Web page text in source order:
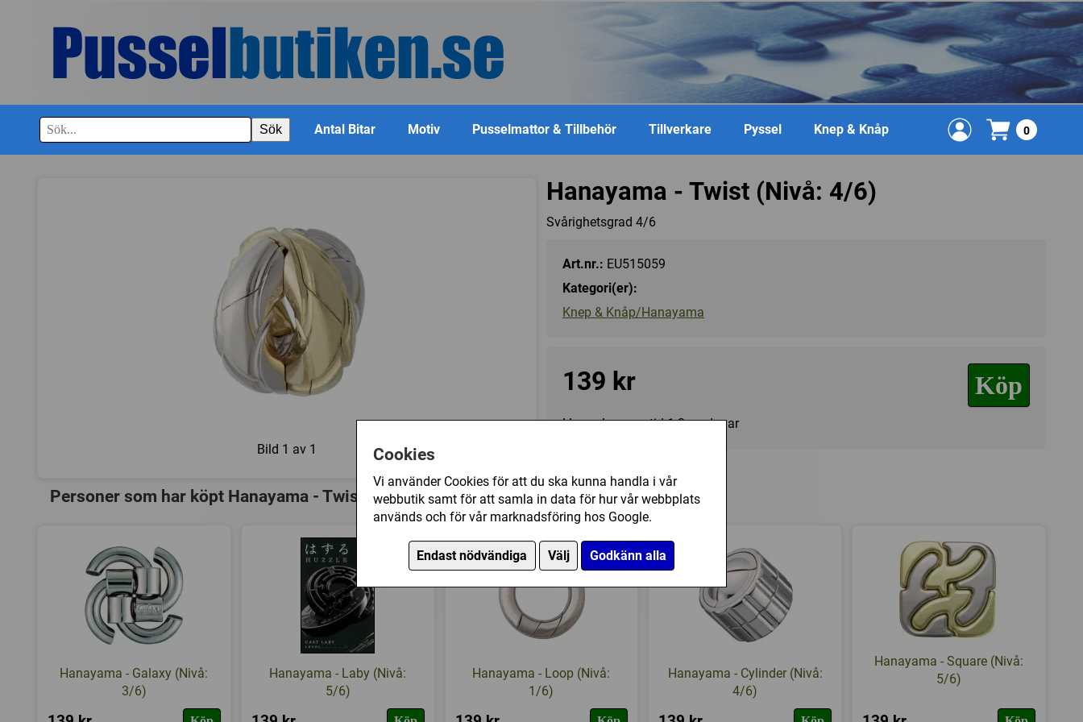
Cookies
Vi använder Cookies för att du ska kunna handla i vår
webbutik samt för att samla in data för hur vår webbplats
används och för vår marknadsföring hos Google.
Endast nödvändiga Välj Godkänn alla
Sök Antal Bitar Motiv Pusselmattor & Tillbehör Tillverkare Pyssel Knep & Knåp 0
Bild 1 av 1
Hanayama - Twist (Nivå: 4/6)
Svårighetsgrad 4/6
Art.nr.: EU515059
Kategori(er):
Knep & Knåp/Hanayama
139 kr Köp
I lager, leveranstid 1-3 vardagar
Personer som har köpt Hanayama - Twist (Nivå: 4/6) har också köpt
Hanayama - Galaxy (Nivå:
3/6)
Hanayama - Laby (Nivå:
5/6)
Hanayama - Loop (Nivå:
1/6)
Hanayama - Cylinder (Nivå:
4/6)
Hanayama - Square (Nivå:
5/6)